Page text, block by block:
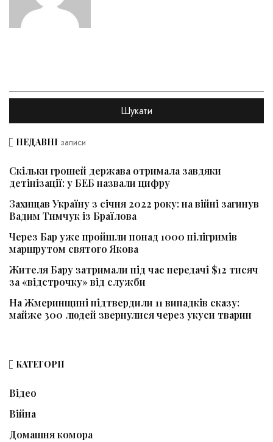
НЕДАВНІ записи
Скільки грошей держава отримала завдяки
детінізації: у БЕБ назвали цифру
Захищав Україну з січня 2022 року: на війні загинув
Вадим Тимчук із Браїлова
Через Бар уже пройшли понад 1000 пілігримів
маршрутом святого Якова
Жителя Бару затримали під час передачі $12 тисяч
за «відстрочку» від служби
На Жмеринщині підтвердили 11 випадків сказу:
майже 300 людей звернулися через укуси тварин
КАТЕГОРІЇ
Відео
Війна
Домашня комора